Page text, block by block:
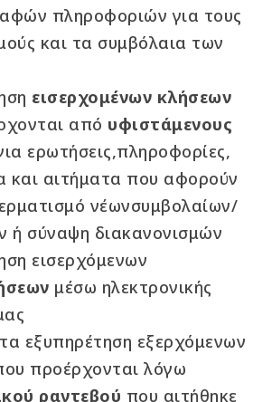
πληροφοριών για τους
και τα συμβόλαια των
εισερχομένων κλήσεων
από υφιστάμενους
ερωτήσεις,πληροφορίες,
και αιτήματα που αφορούν
νέωνσυμβολαίων/
ή σύναψη διακανονισμών
εισερχόμενων
μέσω ηλεκτρονικής
εξυπηρέτηση εξερχόμενων
προέρχονται λόγω
ραντεβού που αιτήθηκε